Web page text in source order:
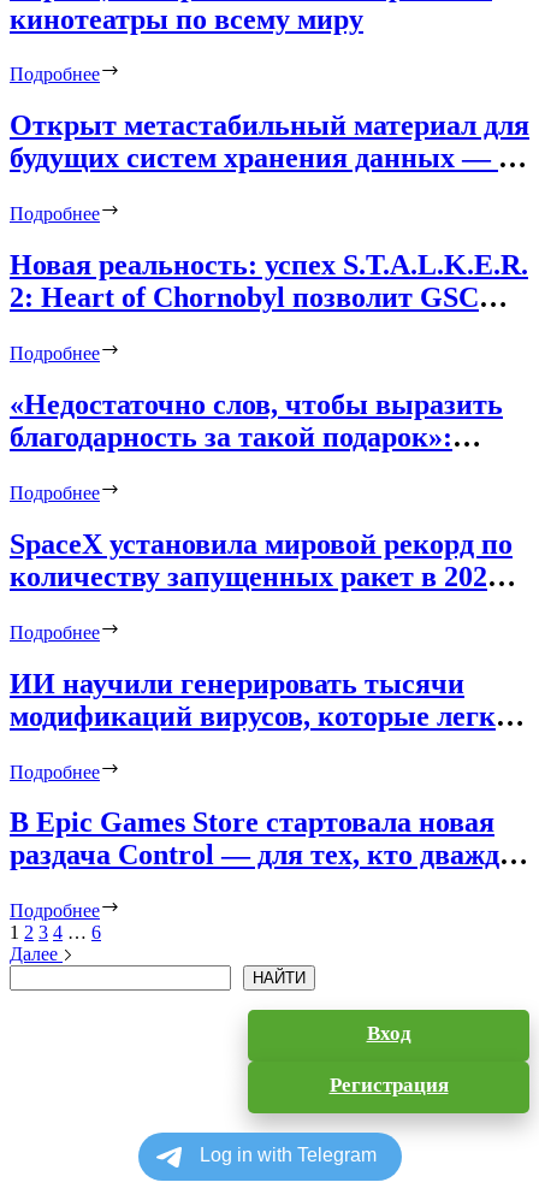
кинотеатры по всему миру
Подробнее
Открыт метастабильный материал для
будущих систем хранения данных — он
действием света
Подробнее
Новая реальность: успех S.T.A.L.K.E.R.
2: Heart of Chornobyl позволит GSC
Подробнее
«Недостаточно слов, чтобы выразить
благодарность за такой подарок»:
трейлера The Witcher 4 привела
фанатов в восторг
Подробнее
SpaceX установила мировой рекорд по
количеству запущенных ракет в 2024
Подробнее
ИИ научили генерировать тысячи
модификаций вирусов, которые легко
Подробнее
В Epic Games Store стартовала новая
раздача Control — для тех, кто дважды
Подробнее
1 2 3 4 … 6
Далее
НАЙТИ
Вход
Регистрация